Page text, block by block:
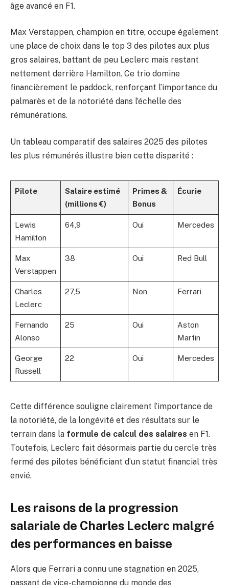
âge avancé en F1.
Max Verstappen, champion en titre, occupe également
une place de choix dans le top 3 des pilotes aux plus
gros salaires, battant de peu Leclerc mais restant
nettement derrière Hamilton. Ce trio domine
financièrement le paddock, renforçant l’importance du
palmarès et de la notoriété dans l’échelle des
rémunérations.
Un tableau comparatif des salaires 2025 des pilotes
les plus rémunérés illustre bien cette disparité :
Pilote
Salaire estimé
(millions €)
Primes &
Bonus
Écurie
Lewis
Hamilton
64,9 Oui Mercedes
Max
Verstappen
38 Oui Red Bull
Charles
Leclerc
27,5 Non Ferrari
Fernando
Alonso
25 Oui
Aston
Martin
George
Russell
22 Oui Mercedes
Cette différence souligne clairement l’importance de
la notoriété, de la longévité et des résultats sur le
terrain dans la formule de calcul des salaires en F1.
Toutefois, Leclerc fait désormais partie du cercle très
fermé des pilotes bénéficiant d’un statut financial très
envié.
Les raisons de la progression
salariale de Charles Leclerc malgré
des performances en baisse
Alors que Ferrari a connu une stagnation en 2025,
passant de vice-championne du monde des